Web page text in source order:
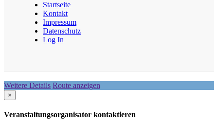
Startseite
Kontakt
Impressum
Datenschutz
Log In
Weitere Details Route anzeigen
×
Veranstaltungsorganisator kontaktieren